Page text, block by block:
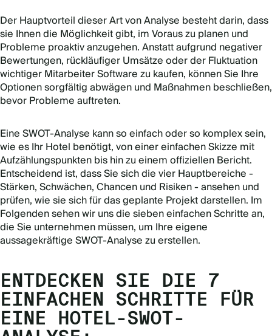
Der Hauptvorteil dieser Art von Analyse besteht darin, dass
sie Ihnen die Möglichkeit gibt, im Voraus zu planen und
Probleme proaktiv anzugehen. Anstatt aufgrund negativer
Bewertungen, rückläufiger Umsätze oder der Fluktuation
wichtiger Mitarbeiter Software zu kaufen, können Sie Ihre
Optionen sorgfältig abwägen und Maßnahmen beschließen,
bevor Probleme auftreten.
Eine SWOT-Analyse kann so einfach oder so komplex sein,
wie es Ihr Hotel benötigt, von einer einfachen Skizze mit
Aufzählungspunkten bis hin zu einem offiziellen Bericht.
Entscheidend ist, dass Sie sich die vier Hauptbereiche -
Stärken, Schwächen, Chancen und Risiken - ansehen und
prüfen, wie sie sich für das geplante Projekt darstellen. Im
Folgenden sehen wir uns die sieben einfachen Schritte an,
die Sie unternehmen müssen, um Ihre eigene
aussagekräftige SWOT-Analyse zu erstellen.
ENTDECKEN SIE DIE 7
EINFACHEN SCHRITTE FÜR
EINE HOTEL-SWOT-